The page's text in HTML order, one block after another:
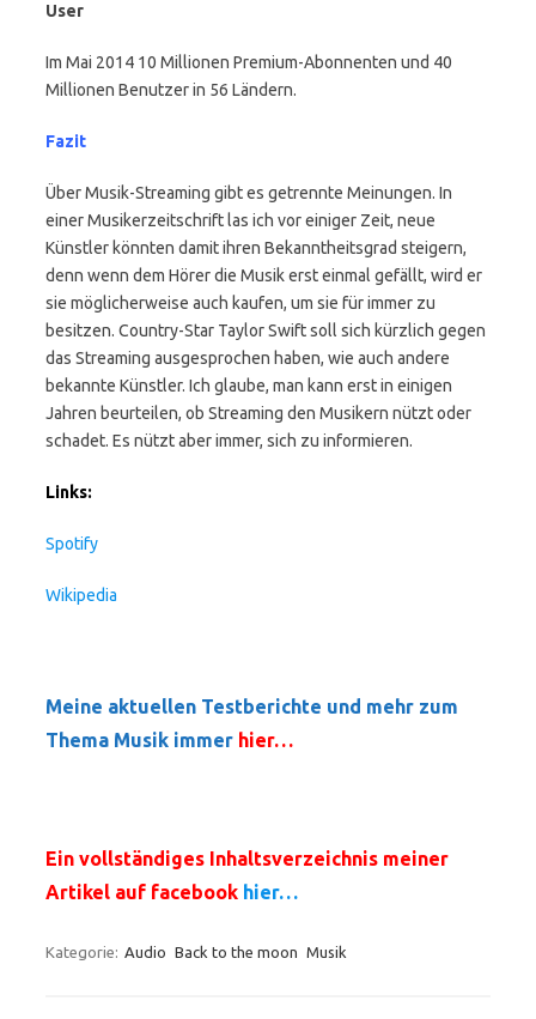
User
Im Mai 2014 10 Millionen Premium-Abonnenten und 40
Millionen Benutzer in 56 Ländern.
Fazit
Über Musik-Streaming gibt es getrennte Meinungen. In
einer Musikerzeitschrift las ich vor einiger Zeit, neue
Künstler könnten damit ihren Bekanntheitsgrad steigern,
denn wenn dem Hörer die Musik erst einmal gefällt, wird er
sie möglicherweise auch kaufen, um sie für immer zu
besitzen. Country-Star Taylor Swift soll sich kürzlich gegen
das Streaming ausgesprochen haben, wie auch andere
bekannte Künstler. Ich glaube, man kann erst in einigen
Jahren beurteilen, ob Streaming den Musikern nützt oder
schadet. Es nützt aber immer, sich zu informieren.
Links:
Spotify
Wikipedia
Meine aktuellen Testberichte und mehr zum
Thema Musik immer hier…
Ein vollständiges Inhaltsverzeichnis meiner
Artikel auf facebook hier…
Kategorie: Audio Back to the moon Musik